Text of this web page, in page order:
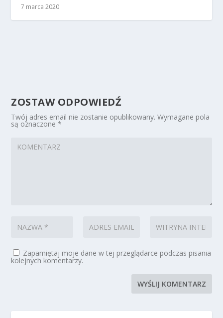
7 marca 2020
ZOSTAW ODPOWIEDŹ
Twój adres email nie zostanie opublikowany. Wymagane pola
są oznaczone*
Zapamiętaj moje dane w tej przeglądarce podczas pisania
kolejnych komentarzy.